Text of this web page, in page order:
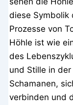
diese Symbolik
Prozesse von
Höhle ist wie
des
und Stille in
Schamanen,
verbinden und